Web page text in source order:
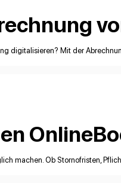
digitalisieren? Mit der
machen. Ob Stornofristen,